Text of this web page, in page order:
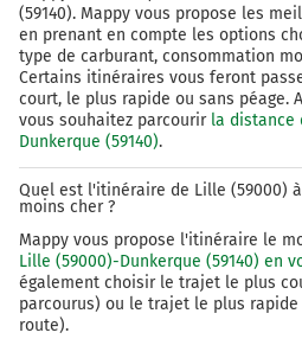
(59140). Mappy vous propose les
en prenant en compte les options
type de carburant, consommation
Certains itinéraires vous feront
court, le plus rapide ou sans péage.
vous souhaitez parcourir la distance
Dunkerque (59140).
Quel est l'itinéraire de Lille (59000)
moins cher ?
Mappy vous propose l'itinéraire le
Lille (59000)-Dunkerque (59140) en
également choisir le trajet le plus
parcourus) ou le trajet le plus
route).